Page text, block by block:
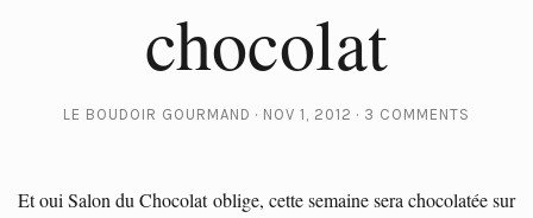
chocolat
LE BOUDOIR GOURMAND NOV 1, 2012 3 COMMENTS
Et oui Salon du Chocolat oblige, cette semaine sera chocolatée sur